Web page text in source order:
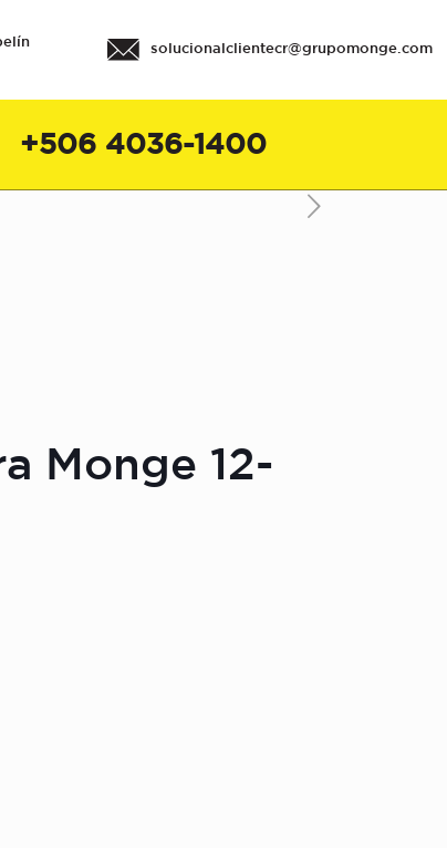
solucionalclientecr@grupomonge.com
+506 4036-1400
Monge 12-